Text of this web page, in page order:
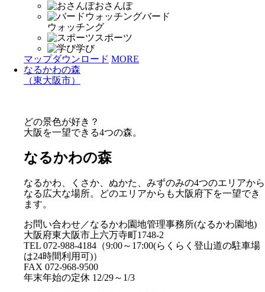
おさんぽ
バード
ウォッチング
スポーツ
学び
マップダウンロード MORE
なるかわの森
（東大阪市）
どの景色が好き？
大阪を一望できる4つの森。
なるかわの森
なるかわ、くさか、ぬかた、みずのみの4つのエリアから
なる広大な場所。どのエリアからも大阪府下を一望でき
ます。
お問い合わせ／なるかわ園地管理事務所(なるかわ園地)
大阪府東大阪市上六万寺町1748-2
TEL 072-988-4184（9:00～17:00(らくらく登山道の駐車場
は24時間利用可)）
FAX 072-968-9500
年末年始の定休 12/29～1/3